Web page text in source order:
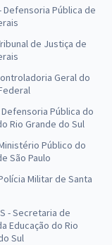
Defensoria Pública de
de Justiça de
Geral do
Defensoria Pública do
Rio Grande do Sul
Público do
São Paulo
Militar de Santa
- Secretaria de
Educação do Rio
Sul